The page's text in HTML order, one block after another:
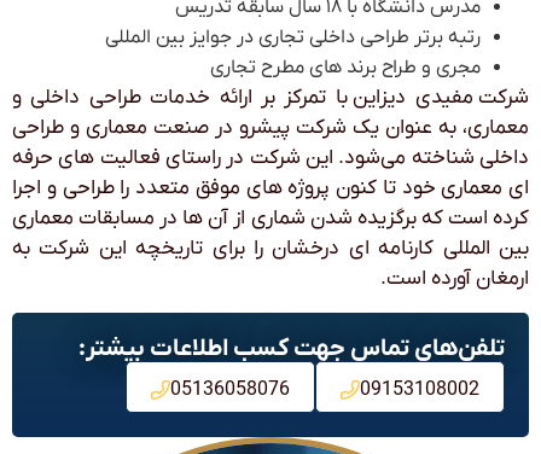
مدرس دانشگاه با ۱۸ سال سابقه تدریس
رتبه برتر طراحی داخلی تجاری در جوایز بین المللی
مجری و طراح برند های مطرح تجاری
شرکت مفیدی دیزاین با تمرکز بر ارائه خدمات طراحی داخلی و
معماری، به عنوان یک شرکت پیشرو در صنعت معماری و طراحی
داخلی شناخته می‌شود. این شرکت در راستای فعالیت های حرفه
ای معماری خود تا کنون پروژه های موفق متعدد را طراحی و اجرا
کرده است که برگزیده شدن شماری از آن ها در مسابقات معماری
بین المللی کارنامه‌ ای درخشان را برای تاریخچه این شرکت به
ارمغان آورده است.
تلفن‌های تماس جهت کسب اطلاعات بیشتر:
09153108002
05136058076